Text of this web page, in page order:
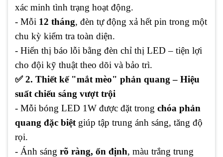
xác minh tình trạng hoạt động.
- Mỗi 12 tháng, đèn tự động xả hết pin trong một
chu kỳ kiểm tra toàn diện.
- Hiển thị báo lỗi bằng đèn chỉ thị LED – tiện lợi
cho đội kỹ thuật theo dõi và bảo trì.
✅ 2. Thiết kế "mắt mèo" phản quang – Hiệu
suất chiếu sáng vượt trội
- Mỗi bóng LED 1W được đặt trong chóa phản
quang đặc biệt giúp tập trung ánh sáng, tăng độ
rọi.
- Ánh sáng rõ ràng, ổn định, màu trắng trung